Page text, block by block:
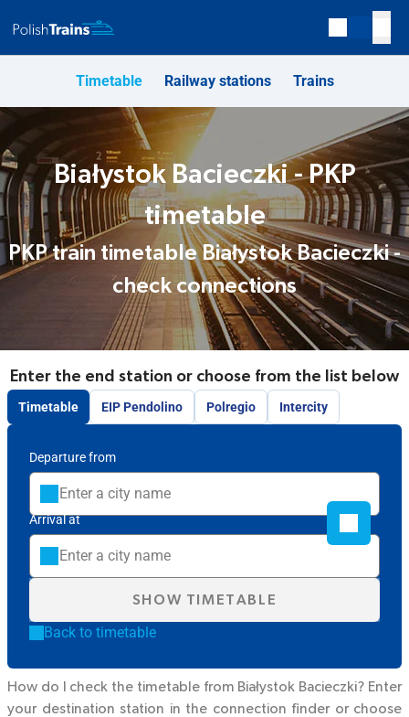
Timetable Railway stations Trains
Białystok Bacieczki - PKP
timetable
PKP train timetable Białystok Bacieczki -
check connections
Enter the end station or choose from the list below
Timetable EIP Pendolino Polregio Intercity
Departure from
Arrival at
SHOW TIMETABLE
Back to timetable
How do I check the timetable from Białystok Bacieczki? Enter
your destination station in the connection finder or choose